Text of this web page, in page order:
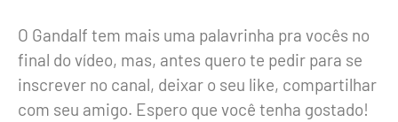
O Gandalf tem mais uma palavrinha pra vocês no
final do vídeo, mas, antes quero te pedir para se
inscrever no canal, deixar o seu like, compartilhar
com seu amigo. Espero que você tenha gostado!